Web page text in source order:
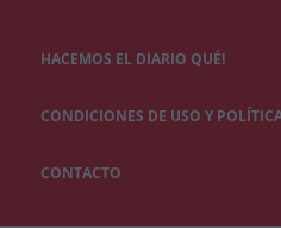
HACEMOS EL DIARIO QUÉ!
CONDICIONES DE USO Y
CONTACTO